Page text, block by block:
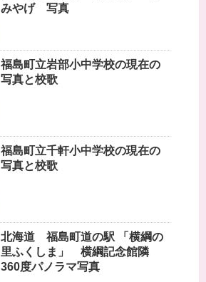
みやげ 写真
福島町立岩部小中学校の現在の
写真と校歌
福島町立千軒小中学校の現在の
写真と校歌
北海道 福島町道の駅 「横綱の
里ふくしま」 横綱記念館隣
360度パノラマ写真